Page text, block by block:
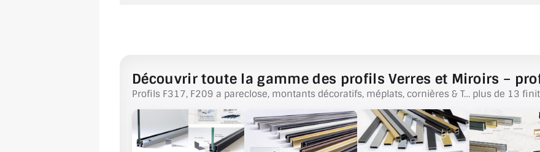
Découvrir toute la gamme des profils Verres et Miroirs –
Profils F317, F209 a pareclose, montants décoratifs, méplats, cornières & T… plus de 13